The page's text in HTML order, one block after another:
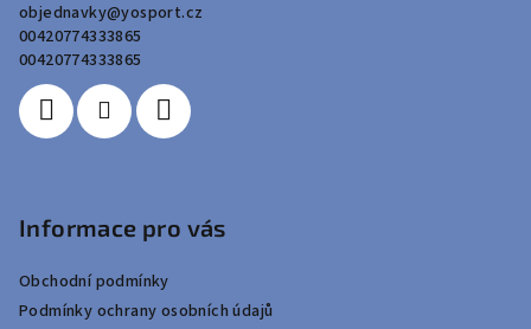
objednavky@yosport.cz
00420774333865
00420774333865
Informace pro vás
Obchodní podmínky
Podmínky ochrany osobních údajů